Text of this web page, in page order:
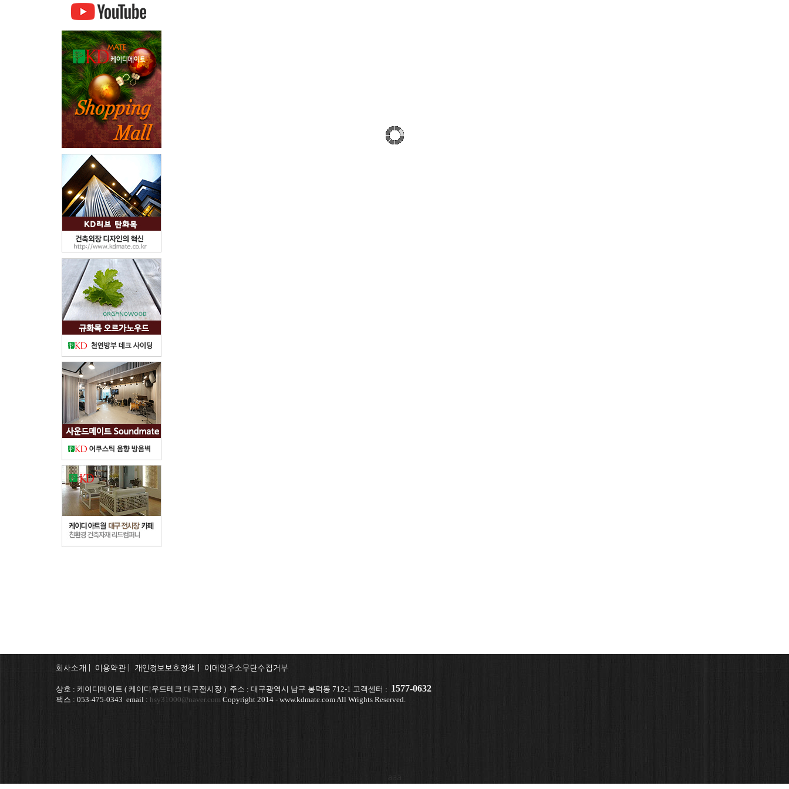
회사소개 이용약관 개인정보보호정책 이메일주소무단수집거부
상호 : 케이디메이트 ( 케이디우드테크 대구전시장 ) 주소 : 대구광역시 남구 봉덕동 712-1 고객센터 : 1577-0632
팩스 : 053-475-0343 email : hsy31000@naver.com Copyright 2014 - www.kdmate.com All Wrights Reserved.